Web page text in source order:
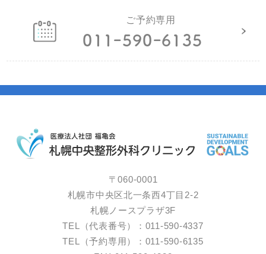
ご予約専用
011ｰ590ｰ6135
〒060-0001
札幌市中央区北一条西4丁目2-2
札幌ノースプラザ3F
TEL（代表番号）：011-590-4337
TEL（予約専用）：011-590-6135